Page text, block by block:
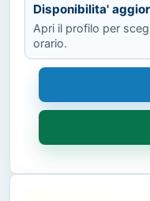
Disponibilita'
Apri il profilo per
orario.